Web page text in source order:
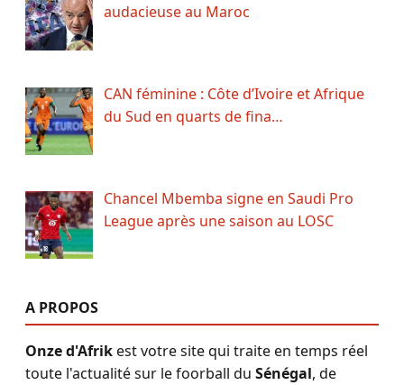
audacieuse au Maroc
CAN féminine : Côte d’Ivoire et Afrique
du Sud en quarts de fina…
Chancel Mbemba signe en Saudi Pro
League après une saison au LOSC
A PROPOS
Onze d'Afrikest votre site qui traite en temps réel
toute l'actualité sur le foorball du Sénégal, de